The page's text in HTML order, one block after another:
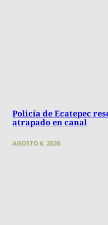
Policía de Ecatepec
atrapado en canal
AGOSTO 6, 2026